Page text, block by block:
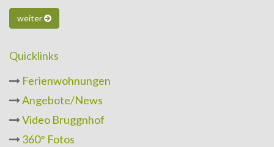
weiter
Quicklinks
Ferienwohnungen
Angebote/News
Video Bruggnhof
360° Fotos